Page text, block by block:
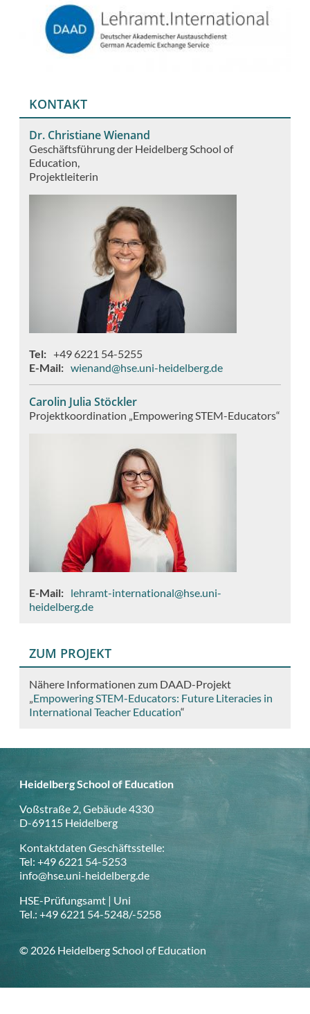
KONTAKT
Dr. Christiane Wienand
Geschäftsführung der Heidelberg School of
Education
Projektleiterin
Tel
+49 6221 54-5255
E-Mail
wienand@hse.uni-heidelberg.de
Carolin Julia Stöckler
Projektkoordination „Empowering STEM-Educators“
E-Mail
lehramt-international@hse.uni-
heidelberg.de
ZUM PROJEKT
Nähere Informationen zum DAAD-Projekt
„Empowering STEM-Educators: Future Literacies in
International Teacher Education“
Heidelberg School of Education
Voßstraße 2, Gebäude 4330
D-69115 Heidelberg
Kontaktdaten Geschäftsstelle:
Tel: +49 6221 54-5253
info@hse.uni-heidelberg.de
HSE-Prüfungsamt | Uni
Tel.: +49 6221 54-5248/-5258
© 2026 Heidelberg School of Education